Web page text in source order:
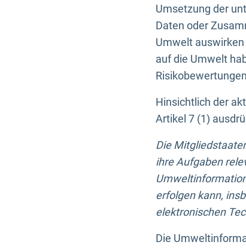
Umsetzung der
Daten oder
Umwelt
auf die Umwelt
Hinsichtlich der
Artikel 7 (1)
Die
ihre Aufgaben
erfolgen kann,
elektronischen
Die